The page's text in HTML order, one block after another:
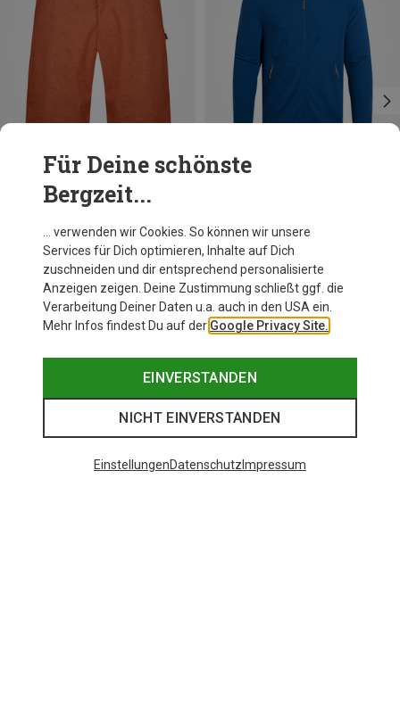
Du sparst 61%
Für Deine schönste
Bergzeit...
… verwenden wir Cookies. So können wir unsere
Services für Dich optimieren, Inhalte auf Dich
zuschneiden und dir entsprechend personalisierte
Anzeigen zeigen. Deine Zustimmung schließt ggf. die
Verarbeitung Deiner Daten u.a. auch in den USA ein.
Mehr Infos findest Du auf der Google Privacy Site.
EINVERSTANDEN
NICHT EINVERSTANDEN
EinstellungenDatenschutz Impressum